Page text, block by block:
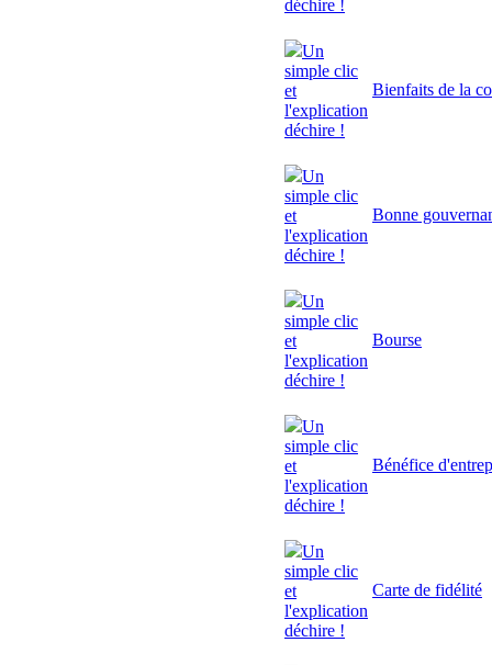
déchire !
Un
simple clic
et
l'explication
déchire !
Bienfaits de la
Un
simple clic
et
l'explication
déchire !
Bonne
Un
simple clic
et
l'explication
déchire !
Bourse
Un
simple clic
et
l'explication
déchire !
Bénéfice
Un
simple clic
et
l'explication
déchire !
Carte de fidélité